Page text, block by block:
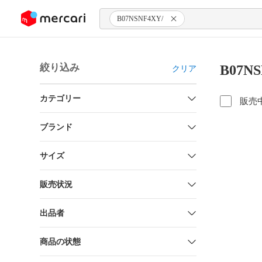
ツにスキップ B07NSNF4XY/
絞り込み クリア
カテゴリー
ブランド
サイズ
販売状況
出品者
商品の状態
販売